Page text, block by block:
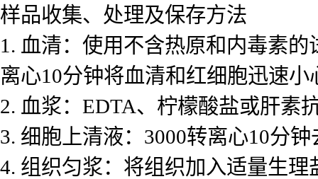
样品收集、处理及保存方法
1. 血清：使用不含热原和内毒素
离心10分钟将血清和红细胞迅速小
2. 血浆：EDTA、柠檬酸盐或肝素
3. 细胞上清液：3000转离心10分
4. 组织匀浆：将组织加入适量生